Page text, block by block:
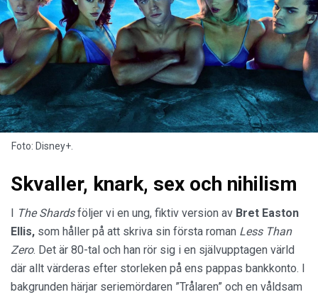
Foto: Disney+.
Skvaller, knark, sex och nihilism
I The Shardsföljer vi en ung, fiktiv version av Bret Easton
Ellis, som håller på att skriva sin första roman Less Than
Zero. Det är 80-tal och han rör sig i en självupptagen värld
där allt värderas efter storleken på ens pappas bankkonto. I
bakgrunden härjar seriemördaren ”Trålaren” och en våldsam